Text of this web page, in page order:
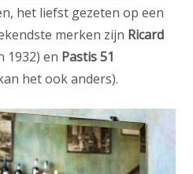
het liefst gezeten op een
merken zijn Ricard
1932) en Pastis 51
het ook anders).